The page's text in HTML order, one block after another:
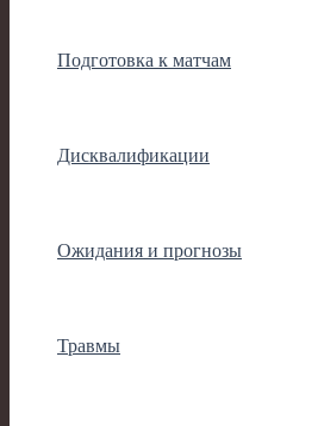
Подготовка к матчам
Дисквалификации
Ожидания и прогнозы
Травмы